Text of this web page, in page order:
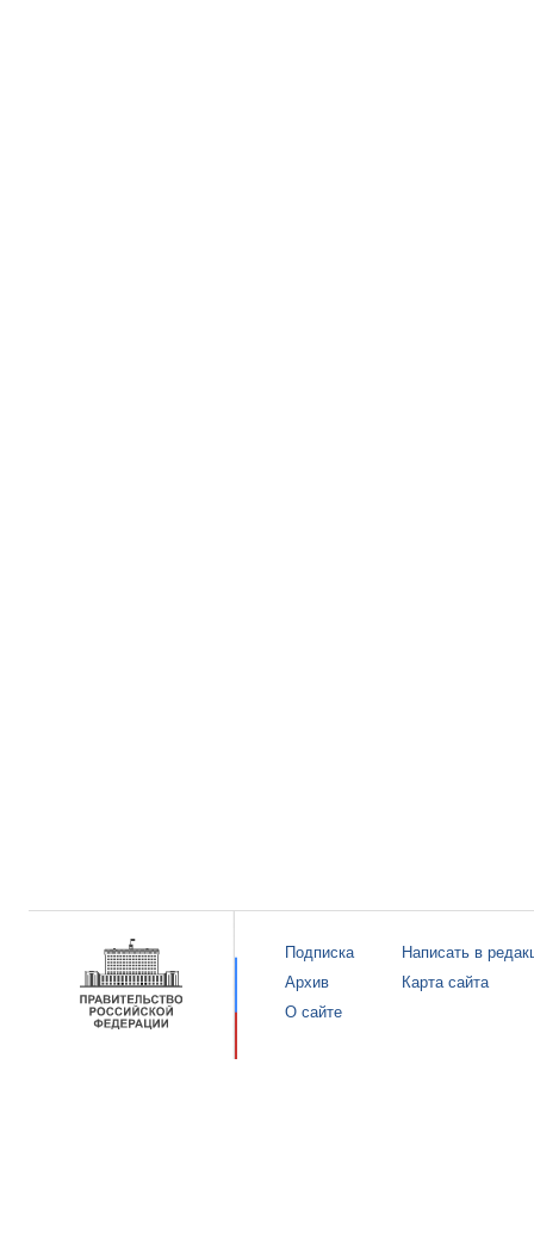
Подписка
Архив
О сайте
Написать в
Карта сайта